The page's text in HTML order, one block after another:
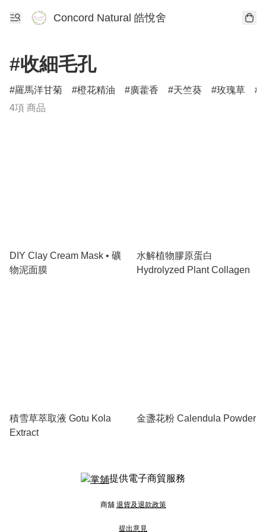
Concord Natural 皓悅舍
#收細毛孔
羅馬洋甘菊 橙花精油 廣藿香 天竺葵 玫瑰草
4項 商品
DIY Clay Cream Mask • 礦
物泥面膜
水解植物膠原蛋白
Hydrolyzed Plant Collagen
積雪草萃取液 Gotu Kola
Extract
金盞花粉 Calendula Powder
提供電子商貿服務
商舖 退貨及退款政策
提出意見